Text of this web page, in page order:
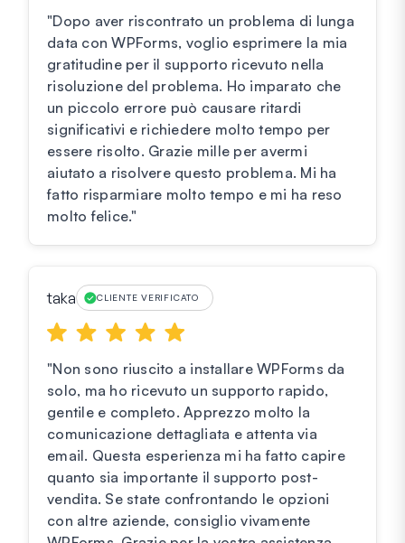
"Dopo aver riscontrato un problema di lunga
data con WPForms, voglio esprimere la mia
gratitudine per il supporto ricevuto nella
risoluzione del problema. Ho imparato che
un piccolo errore può causare ritardi
significativi e richiedere molto tempo per
essere risolto. Grazie mille per avermi
aiutato a risolvere questo problema. Mi ha
fatto risparmiare molto tempo e mi ha reso
molto felice."
taka CLIENTE VERIFICATO
"Non sono riuscito a installare WPForms da
solo, ma ho ricevuto un supporto rapido,
gentile e completo. Apprezzo molto la
comunicazione dettagliata e attenta via
email. Questa esperienza mi ha fatto capire
quanto sia importante il supporto post-
vendita. Se state confrontando le opzioni
con altre aziende, consiglio vivamente